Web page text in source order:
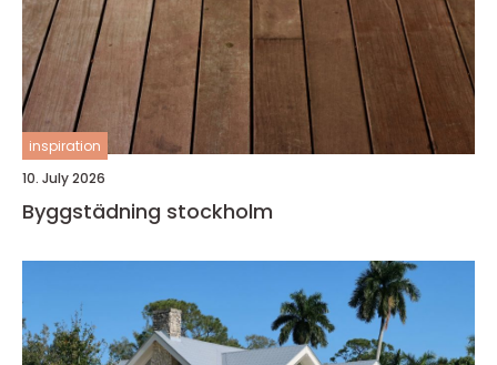
inspiration
10. July 2026
Byggstädning stockholm